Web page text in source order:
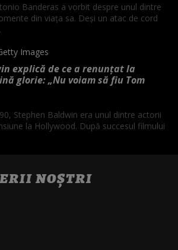
Banderas a vorbit despre unul dintre
din viața sa. Deși un atac de cord
explică de ce a renunțat la
glorie: „Nu voiam să fiu Tom
Stephen Baldwin era unul dintre actorii
la Hollywood. După succesul filmului
NOȘTRI